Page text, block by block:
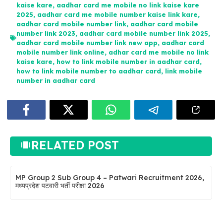
kaise kare, aadhar card me mobile no link kaise kare
2025, aadhar card me mobile number kaise link kare,
aadhar card mobile number link, aadhar card mobile
number link 2023, aadhar card mobile number link 2025,
aadhar card mobile number link new app, aadhar card
mobile number link online, adhar card me mobile no link
kaise kare, how to link mobile number in aadhar card,
how to link mobile number to aadhar card, link mobile
number in aadhar card
RELATED POST
MP Group 2 Sub Group 4 – Patwari Recruitment 2026,
मध्यप्रदेश पटवारी भर्ती परीक्षा 2026